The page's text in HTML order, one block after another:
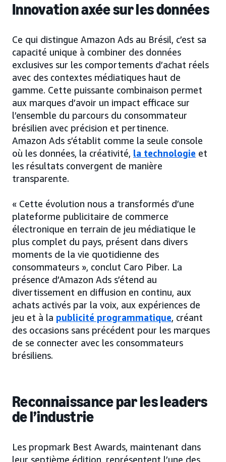
Innovation axée sur les données
Ce qui distingue Amazon Ads au Brésil, c’est sa
capacité unique à combiner des données
exclusives sur les comportements d’achat réels
avec des contextes médiatiques haut de
gamme. Cette puissante combinaison permet
aux marques d’avoir un impact efficace sur
l’ensemble du parcours du consommateur
brésilien avec précision et pertinence.
Amazon Ads s’établit comme la seule console
où les données, la créativité, la technologie et
les résultats convergent de manière
transparente.
« Cette évolution nous a transformés d’une
plateforme publicitaire de commerce
électronique en terrain de jeu médiatique le
plus complet du pays, présent dans divers
moments de la vie quotidienne des
consommateurs », conclut Caro Piber. La
présence d’Amazon Ads s’étend au
divertissement en diffusion en continu, aux
achats activés par la voix, aux expériences de
jeu et à la publicité programmatique, créant
des occasions sans précédent pour les marques
de se connecter avec les consommateurs
brésiliens.
Reconnaissance par les leaders
de l’industrie
Les propmark Best Awards, maintenant dans
leur septième édition, représentent l’une des